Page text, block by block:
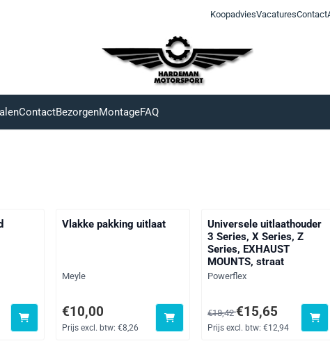
KoopadviesVacaturesContact
ContactBezorgenMontageFAQ
btw: 72,00
Vlakke pakking uitlaat
Merk:
Meyle
Prijs: 10,00, exclusief btw: 8,26
€10,00
Prijs excl. btw: €8,26
Universele uitlaathouder
3 Series, X Series, Z
Series, EXHAUST
MOUNTS, straat
Merk:
Powerflex
Van 18,42 voor 15,65,
€18,42€15,65
Prijs excl. btw: €12,94